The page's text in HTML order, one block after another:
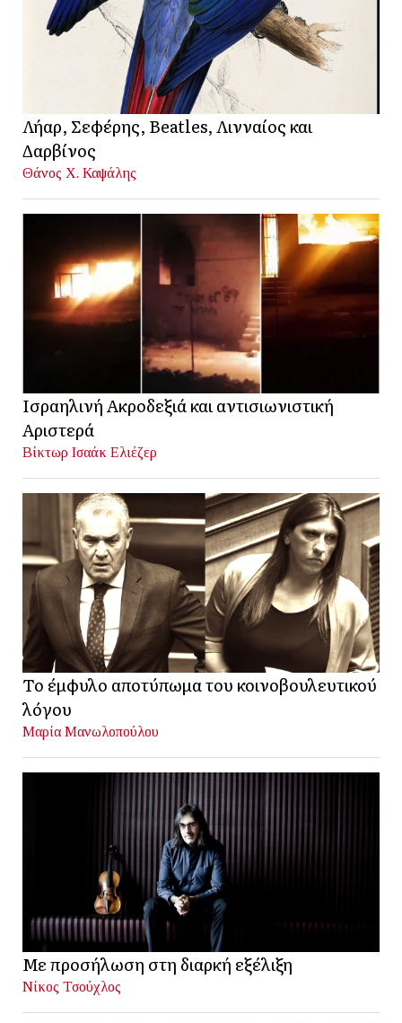
Λήαρ, Σεφέρης, Beatles, Λινναίος και
Δαρβίνος
Θάνος Χ. Καψάλης
Ισραηλινή Ακροδεξιά και αντισιωνιστική
Αριστερά
Βίκτωρ Ισαάκ Ελιέζερ
Το έμφυλο αποτύπωμα του κοινοβουλευτικού
λόγου
Μαρία Μανωλοπούλου
Με προσήλωση στη διαρκή εξέλιξη
Νίκος Τσούχλος